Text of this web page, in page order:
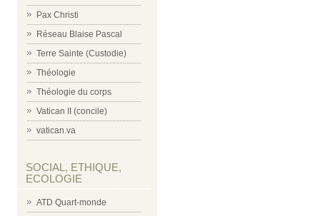
Pax Christi
Réseau Blaise Pascal
Terre Sainte (Custodie)
Théologie
Théologie du corps
Vatican II (concile)
vatican.va
SOCIAL, ETHIQUE,
ECOLOGIE
ATD Quart-monde